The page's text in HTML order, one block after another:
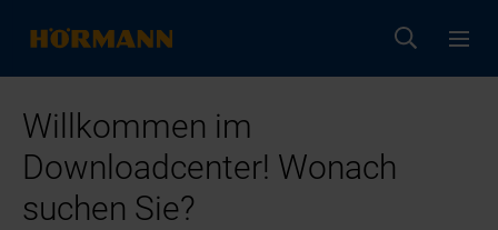
Willkommen im
Downloadcenter! Wonach
suchen Sie?